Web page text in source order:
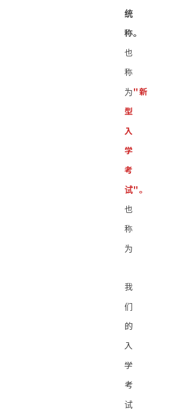
统
称。
也
称
为"新
型
入
学
考
试"。
也
称
为
我
们
的
入
学
考
试